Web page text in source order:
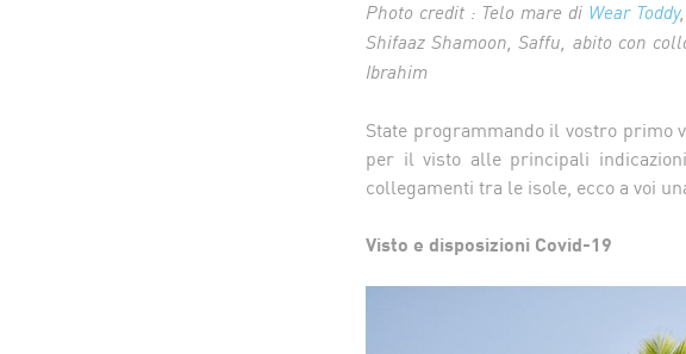
Photo credit : Telo mare di Wear Toddy
Shifaaz Shamoon, Saffu, abito con
Ibrahim
State programmando il vostro primo
per il visto alle principali
collegamenti tra le isole, ecco a voi
Visto e disposizioni Covid-19